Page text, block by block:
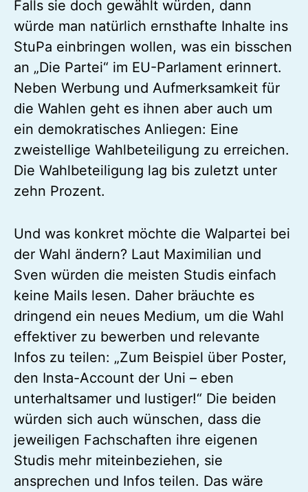
Falls sie doch gewählt würden, dann
würde man natürlich ernsthafte Inhalte ins
StuPa einbringen wollen, was ein bisschen
an „Die Partei“ im EU-Parlament erinnert.
Neben Werbung und Aufmerksamkeit für
die Wahlen geht es ihnen aber auch um
ein demokratisches Anliegen: Eine
zweistellige Wahlbeteiligung zu erreichen.
Die Wahlbeteiligung lag bis zuletzt unter
zehn Prozent.
Und was konkret möchte die Walpartei bei
der Wahl ändern? Laut Maximilian und
Sven würden die meisten Studis einfach
keine Mails lesen. Daher bräuchte es
dringend ein neues Medium, um die Wahl
effektiver zu bewerben und relevante
Infos zu teilen: „Zum Beispiel über Poster,
den Insta-Account der Uni – eben
unterhaltsamer und lustiger!“ Die beiden
würden sich auch wünschen, dass die
jeweiligen Fachschaften ihre eigenen
Studis mehr miteinbeziehen, sie
ansprechen und Infos teilen. Das wäre